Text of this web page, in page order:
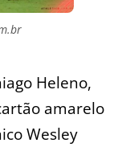
Heleno,
amarelo
Wesley